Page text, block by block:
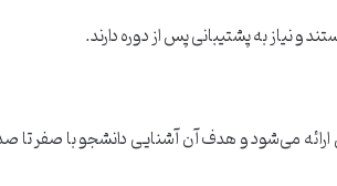
و نیاز به پشتیبانی پس از دوره دارند.
می‌شود و هدف آن آشنایی دانشجو با صفر تا